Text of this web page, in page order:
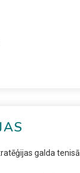
galda tenisā